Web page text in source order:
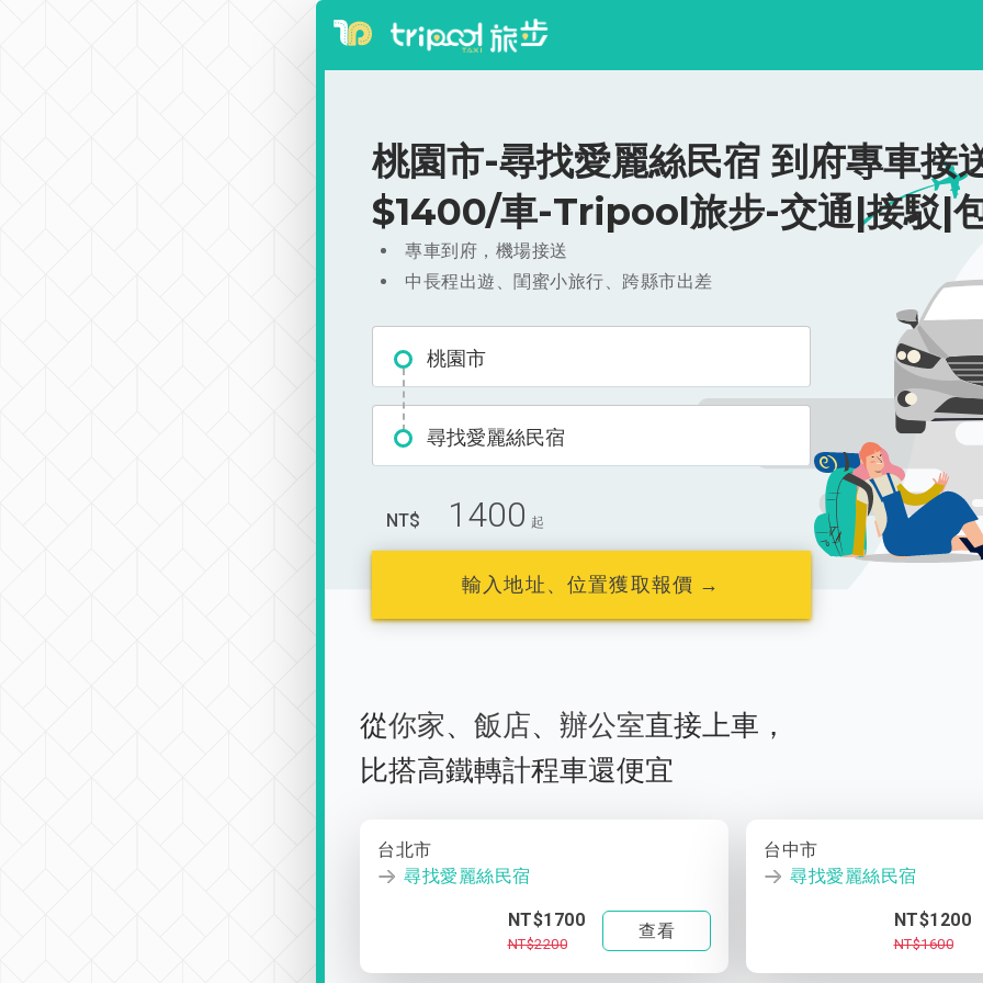
桃園市-尋找愛麗絲民宿 到府專車接
$1400/車-Tripool旅步-交通|接駁|
專車到府，機場接送
中長程出遊、閨蜜小旅行、跨縣市出差
桃園市
尋找愛麗絲民宿
NT$ 1400 起
輸入地址、位置獲取報價 →
從你家、 飯店、 辦公室直接上車，
比搭高鐵轉計程車還便宜
台北市
尋找愛麗絲民宿
NT$1700
NT$2200
查看
台中市
尋找愛麗絲民宿
NT$1200
NT$1600